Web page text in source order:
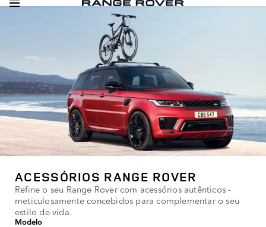
ACESSÓRIOS RANGE ROVER
Refine o seu Range Rover com acessórios autênticos -
meticulosamente concebidos para complementar o seu
estilo de vida.
Modelo